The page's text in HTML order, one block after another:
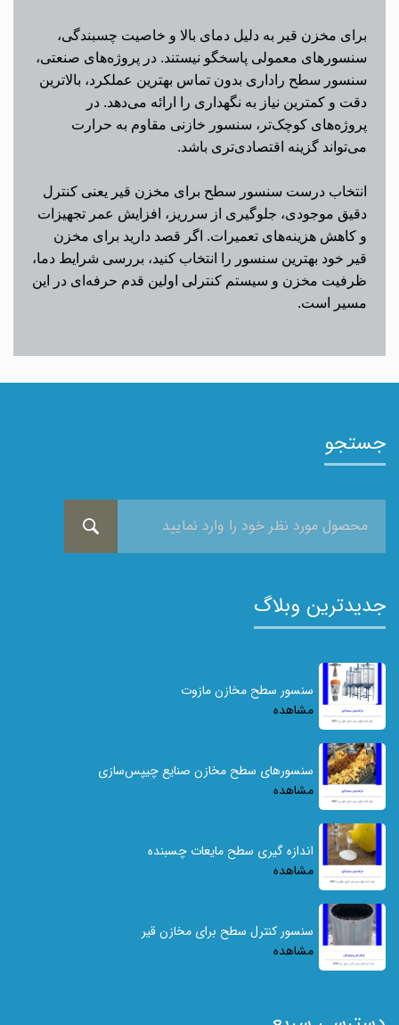
برای مخزن قیر به دلیل دمای بالا و خاصیت چسبندگی،
سنسورهای معمولی پاسخگو نیستند. در پروژه‌های صنعتی،
سنسور سطح راداری بدون تماس بهترین عملکرد، بالاترین
دقت و کمترین نیاز به نگهداری را ارائه می‌دهد. در
پروژه‌های کوچک‌تر، سنسور خازنی مقاوم به حرارت
می‌تواند گزینه اقتصادی‌تری باشد.
انتخاب درست سنسور سطح برای مخزن قیر یعنی کنترل
دقیق موجودی، جلوگیری از سرریز، افزایش عمر تجهیزات
و کاهش هزینه‌های تعمیرات. اگر قصد دارید برای مخزن
قیر خود بهترین سنسور را انتخاب کنید، بررسی شرایط دما،
ظرفیت مخزن و سیستم کنترلی اولین قدم حرفه‌ای در این
مسیر است.
جستجو
جدیدترین وبلاگ
سنسور سطح مخازن مازوت
مشاهده
سنسورهای سطح مخازن صنایع چیپس‌سازی
مشاهده
اندازه گیری سطح مایعات چسبنده
مشاهده
سنسور کنترل سطح برای مخازن قیر
مشاهده